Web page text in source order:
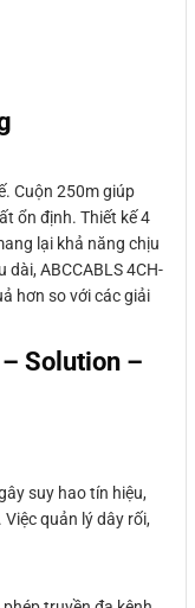
Cuộn 250m giúp
ổn định. Thiết kế 4
lại khả năng chịu
ABCCABLS 4CH-
hơn so với các giải
Solution –
suy hao tín hiệu,
quản lý dây rối,